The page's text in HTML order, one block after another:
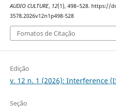
AUDIO CULTURE, 12(1), 498–528. https://
3578.2026v12n1p498-528
Fomatos de Citação
Edição
v. 12 n. 1 (2026): Interference
Seção